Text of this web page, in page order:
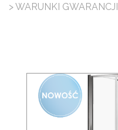
> WARUNKI GWARANCJI